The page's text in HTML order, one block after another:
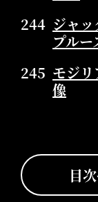
244 ジャ
プル
245 モジ
像
目